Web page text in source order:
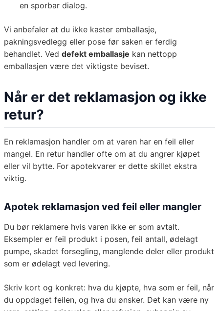
en sporbar dialog.
Vi anbefaler at du ikke kaster emballasje,
pakningsvedlegg eller pose før saken er ferdig
behandlet. Ved defekt emballasje kan nettopp
emballasjen være det viktigste beviset.
Når er det reklamasjon og ikke
retur?
En reklamasjon handler om at varen har en feil eller
mangel. En retur handler ofte om at du angrer kjøpet
eller vil bytte. For apotekvarer er dette skillet ekstra
viktig.
Apotek reklamasjon ved feil eller mangler
Du bør reklamere hvis varen ikke er som avtalt.
Eksempler er feil produkt i posen, feil antall, ødelagt
pumpe, skadet forsegling, manglende deler eller produkt
som er ødelagt ved levering.
Skriv kort og konkret: hva du kjøpte, hva som er feil, når
du oppdaget feilen, og hva du ønsker. Det kan være ny